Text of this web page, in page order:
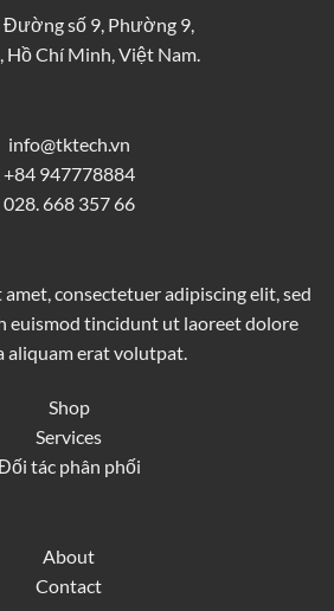
số 9, Phường 9,
Hồ Chí Minh, Việt Nam.
info@tktech.vn
+84 947778884
028. 668 357 66
consectetuer adipiscing elit, sed
euismod tincidunt ut laoreet dolore
aliquam erat volutpat.
Shop
Services
tác phân phối
About
Contact